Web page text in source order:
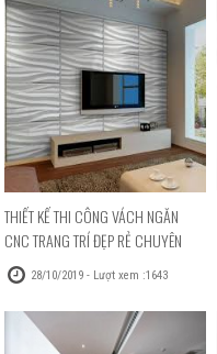
THIẾT KẾ THI CÔNG VÁCH NGĂN
CNC TRANG TRÍ ĐẸP RẺ CHUYÊN
NGHIỆP28/10/2019 - Lượt xem :1643